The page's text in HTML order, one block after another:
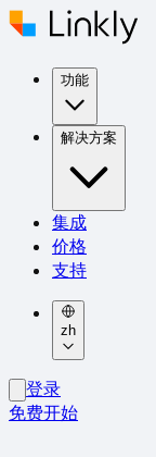
功能
解决方案
集成
价格
支持
zh
登录
免费开始